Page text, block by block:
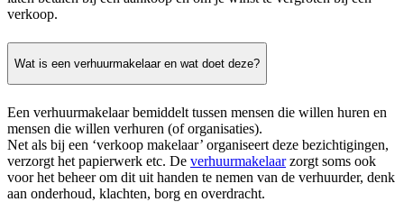
verkoop.
Wat is een verhuurmakelaar en wat doet deze?
Een verhuurmakelaar bemiddelt tussen mensen die willen huren en
mensen die willen verhuren (of organisaties).
Net als bij een ‘verkoop makelaar’ organiseert deze bezichtigingen,
verzorgt het papierwerk etc. De verhuurmakelaarzorgt soms ook
voor het beheer om dit uit handen te nemen van de verhuurder, denk
aan onderhoud, klachten, borg en overdracht.